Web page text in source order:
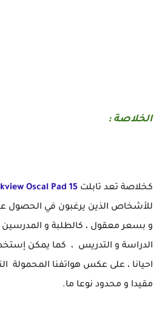
الخلاصة :
كخلاصة تعد تابلت Oscal Pad 15
للأشخاص الذين يرغبون في الحصول
و بسعر معقول ، كالطلبة و
الدراسة و التدريس ، كما يمكن
احيانا ، على عكس هواتفنا المحمولة
مقيدا و محدود نوعا ما.